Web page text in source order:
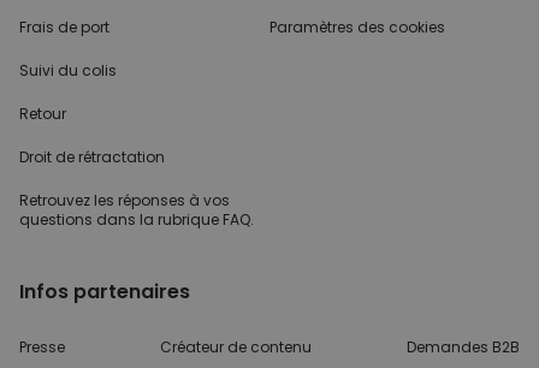
Frais de port
Suivi du colis
Retour
Droit de rétractation
Retrouvez les réponses à vos
questions dans la rubrique FAQ.
Paramètres des cookies
Infos partenaires
Presse Créateur de contenu Demandes B2B